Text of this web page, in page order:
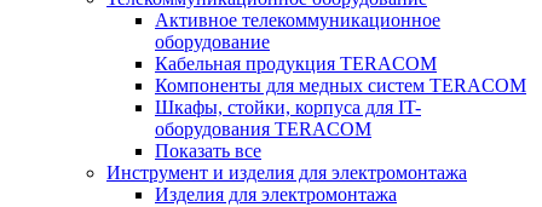
Активное телекоммуникационное
оборудование
Кабельная продукция TERACOM
Компоненты для медных систем TERACOM
Шкафы, стойки, корпуса для IT-
оборудования TERACOM
Показать все
Инструмент и изделия для электромонтажа
Изделия для электромонтажа